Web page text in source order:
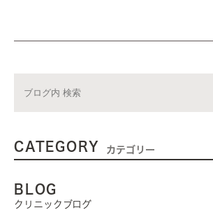
CATEGORY カテゴリー
BLOG
クリニックブログ